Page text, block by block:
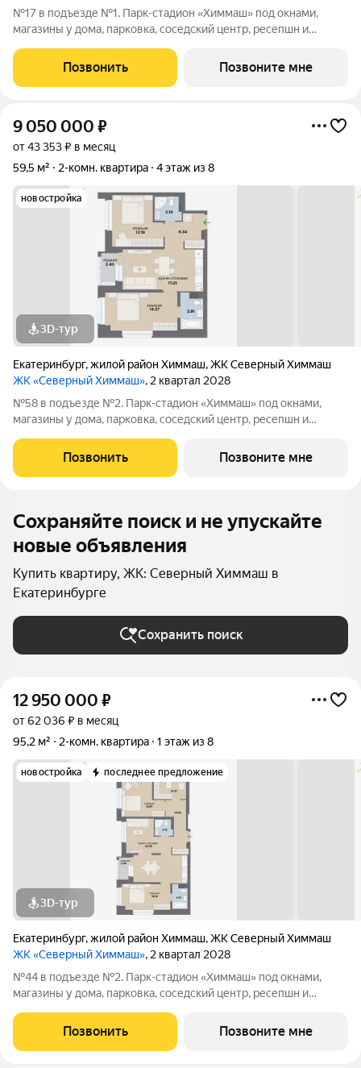
№17 в подъезде №1. Парк-стадион «Химмаш» под окнами,
магазины у дома, парковка, соседский центр, ресепшн и
Северном Химмаше это комфортные дома со всей
необходимой для жизни инфраструктурой,
Позвонить Позвоните мне
9 050 000 ₽
от 43 353 ₽ в месяц
59,5 м²
2-комн. квартира 4 этаж из 8
новостройка
3D-тур
Екатеринбург,жилой район Химмаш,ЖК Северный Химмаш
ЖК «Северный Химмаш», 2 квартал 2028
№58 в подъезде №2. Парк-стадион «Химмаш» под окнами,
магазины у дома, парковка, соседский центр, ресепшн и
Северном Химмаше это комфортные дома со всей
необходимой для жизни инфраструктурой,
Позвонить Позвоните мне
Сохраняйте поиск и не упускайте
новые объявления
Купить квартиру, ЖК: Северный Химмаш в
Екатеринбурге
Сохранить поиск
12 950 000 ₽
от 62 036 ₽ в месяц
95,2 м²
2-комн. квартира 1 этаж из 8
новостройка последнее предложение
3D-тур
Екатеринбург,жилой район Химмаш,ЖК Северный Химмаш
ЖК «Северный Химмаш», 2 квартал 2028
№44 в подъезде №2. Парк-стадион «Химмаш» под окнами,
магазины у дома, парковка, соседский центр, ресепшн и
Северном Химмаше это комфортные дома со всей
необходимой для жизни инфраструктурой,
Позвонить Позвоните мне